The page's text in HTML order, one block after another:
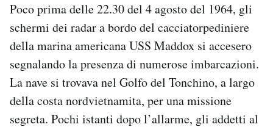
SHOP
CALENDARIO
AREA PERSONALE
Poco prima delle 22.30 del 4 agosto del 1964, gli
schermi dei radar a bordo del cacciatorpediniere
della marina americana USS Maddox si accesero
segnalando la presenza di numerose imbarcazioni.
La nave si trovava nel Golfo del Tonchino, a largo
della costa nordvietnamita, per una missione
segreta. Pochi istanti dopo l’allarme, gli addetti al